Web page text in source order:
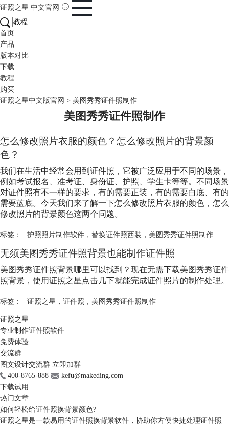
证照之星 中文官网
首页
产品
版本对比
下载
教程
购买
证照之星中文版官网 > 美图秀秀证件照制作
美图秀秀证件照制作
怎么修改照片衣服的颜色？怎么修改照片的背景颜
色？
我们在生活中经常会用到证件照，它被广泛应用于不同的场景，
例如考试报名、准考证、身份证、护照、学生卡等等。不同场景
对证件照有不一样的要求，有的需要正装，有的需要白底、有的
需要蓝底。今天我们来了解一下怎么修改照片衣服的颜色，怎么
修改照片的背景颜色这两个问题。
标签： 护照照片制作软件， 替换证件照西装 ， 美图秀秀证件照制作
无须美图秀秀证件照背景也能制作证件照
美图秀秀证件照背景哪里可以找到？现在无需下载美图秀秀证件
照背景，使用证照之星点击几下就能完成证件照片的制作处理。
标签： 证照之星 ， 证件照 ， 美图秀秀证件照制作
证照之星
专业制作证件照软件
免费体验
交流群
图文设计交流群 立即加群
400-8765-888
kefu@makeding.com
下载试用
热门文章
如何轻松给证件照换背景颜色?
证照之星是一款易用的证件照换背景软件，协助你方便快捷处理证件照